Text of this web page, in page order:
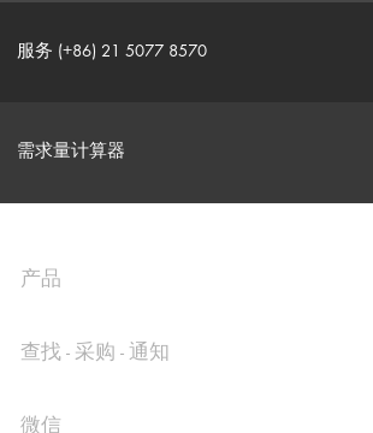
服务 (+86) 21 5077 8570
需求量计算器
产品
查找 - 采购 - 通知
微信